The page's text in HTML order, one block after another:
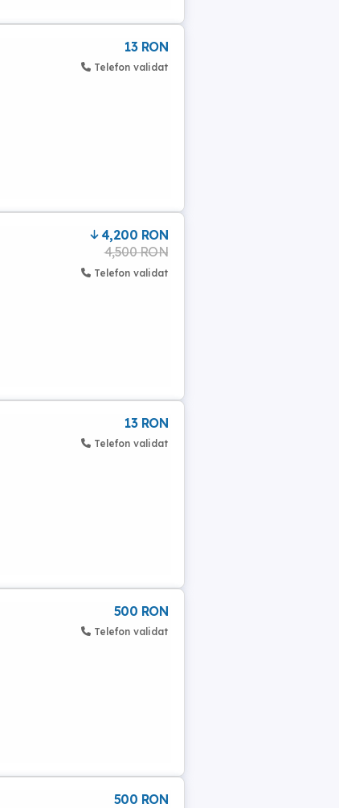
13 RON
Telefon validat
4,200 RON
4,500 RON
Telefon validat
13 RON
Telefon validat
500 RON
Telefon validat
500 RON